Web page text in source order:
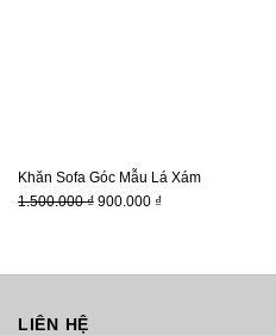
Khăn Sofa Góc Mẫu Lá Xám
1.500.000₫ Giá
900.000 ₫Giá
LIÊN HỆ